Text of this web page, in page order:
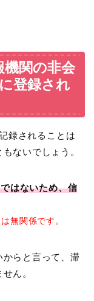
機関の非会
登録され
録されることは
ないでしょう。
はないため、信
無関係です。
らと言って、滞
ん。